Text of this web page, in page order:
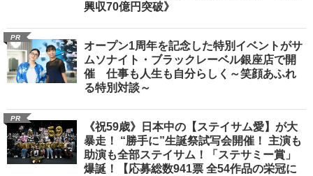
興収70億円突破》
PR
オープン1周年を記念した特別イベントがサ
ムソナイト・ブラックレーベル銀座店で開
催 仕事も人生も自分らしく～笑顔あふれ
る特別対談～
PR
《祝59歳》日本中の【ステイサム愛】が大
暴走！ “勝手に”生誕祭試写会開催！ 主演も
助演も全部ステイサム！「ステサミー賞」
爆誕！【応募総数941票 全54作品の栄冠に